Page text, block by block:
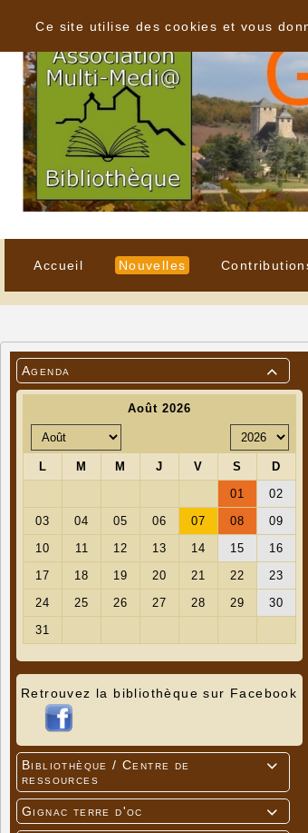
Accueil Nouvelles

Agenda
Retrouvez la bibliothèque sur Facebook

Bibliothèque / Centre de
ressources

Gignac terre d'oc
Ce site utilise des cookies et vous